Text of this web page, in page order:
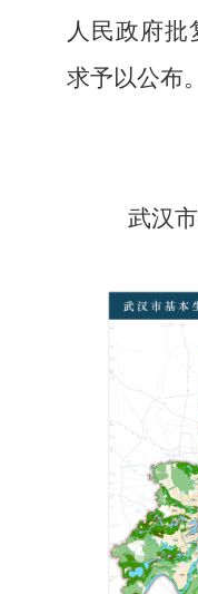
人民政府批
求予以公布。
武汉